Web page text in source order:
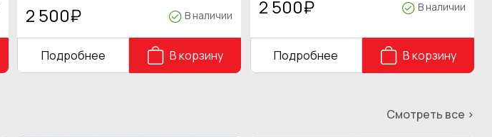
2 500₽ В наличии
Подробнее В корзину
2 500₽ В наличии
Подробнее В корзину
Смотреть все >